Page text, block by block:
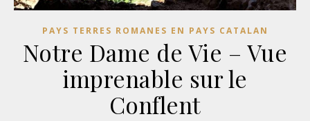
PAYS TERRES ROMANES EN PAYS CATALAN
Notre Dame de Vie – Vue
imprenable sur le
Conflent